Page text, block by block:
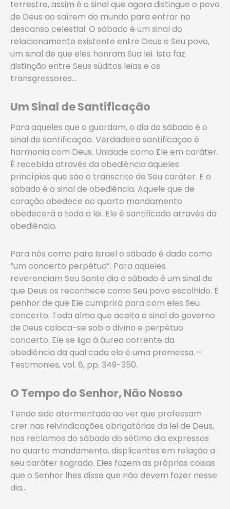
terrestre, assim é o sinal que agora distingue o povo
de Deus ao saírem do mundo para entrar no
descanso celestial. O sábado é um sinal do
relacionamento existente entre Deus e Seu povo,
um sinal de que eles honram Sua lei. Isto faz
distinção entre Seus súditos leias e os
transgressores…
Um Sinal de Santificação
Para aqueles que o guardam, o dia do sábado é o
sinal de santificação. Verdadeira santificação é
harmonia com Deus. Unidade como Ele em caráter.
É recebida através da obediência àqueles
princípios que são o transcrito de Seu caráter. E o
sábado é o sinal de obediência. Aquele que de
coração obedece ao quarto mandamento
obedecerá a toda a lei. Ele é santificado através da
obediência.
Para nós como para Israel o sábado é dado como
“um concerto perpétuo”. Para aqueles
reverenciam Seu Santo dia o sábado é um sinal de
que Deus os reconhece como Seu povo escolhido. É
penhor de que Ele cumprirá para com eles Seu
concerto. Toda alma que aceita o sinal do governo
de Deus coloca-se sob o divino e perpétuo
concerto. Ele se liga à áurea corrente da
obediência da qual cada elo é uma promessa.—
Testimonies, vol. 6, pp. 349-350.
O Tempo do Senhor, Não Nosso
Tendo sido atormentada ao ver que professam
crer nas reivindicações obrigatórias da lei de Deus,
nos reclamos do sábado do sétimo dia expressos
no quarto mandamento, displicentes em relação a
seu caráter sagrado. Eles fazem as próprias coisas
que o Senhor lhes disse que não devem fazer nesse
dia…